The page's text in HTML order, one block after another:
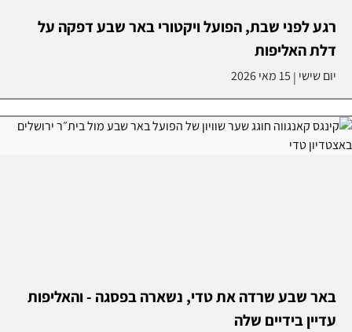
רגע לפני שבת, הפועל ויקטורי באר שבע דפקה על
דלת האליפות
יום שישי | 15 מאי 2026
באר שבע שרדה את טדי, נשארה בפסגה - והאליפות
עדיין בידיים שלה